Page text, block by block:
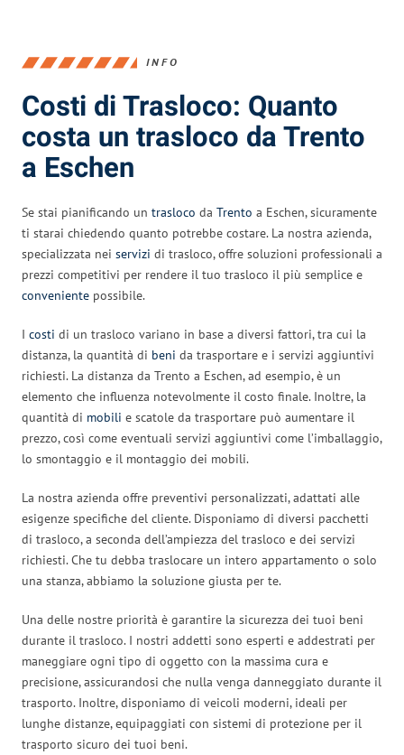
INFO
Costi di Trasloco: Quanto
costa un trasloco da Trento
a Eschen
Se stai pianificando un trasloco da Trento a Eschen, sicuramente
ti starai chiedendo quanto potrebbe costare. La nostra azienda,
specializzata nei servizi di trasloco, offre soluzioni professionali a
prezzi competitivi per rendere il tuo trasloco il più semplice e
conveniente possibile.
I costi di un trasloco variano in base a diversi fattori, tra cui la
distanza, la quantità di beni da trasportare e i servizi aggiuntivi
richiesti. La distanza da Trento a Eschen, ad esempio, è un
elemento che influenza notevolmente il costo finale. Inoltre, la
quantità di mobili e scatole da trasportare può aumentare il
prezzo, così come eventuali servizi aggiuntivi come l’imballaggio,
lo smontaggio e il montaggio dei mobili.
La nostra azienda offre preventivi personalizzati, adattati alle
esigenze specifiche del cliente. Disponiamo di diversi pacchetti
di trasloco, a seconda dell’ampiezza del trasloco e dei servizi
richiesti. Che tu debba traslocare un intero appartamento o solo
una stanza, abbiamo la soluzione giusta per te.
Una delle nostre priorità è garantire la sicurezza dei tuoi beni
durante il trasloco. I nostri addetti sono esperti e addestrati per
maneggiare ogni tipo di oggetto con la massima cura e
precisione, assicurandosi che nulla venga danneggiato durante il
trasporto. Inoltre, disponiamo di veicoli moderni, ideali per
lunghe distanze, equipaggiati con sistemi di protezione per il
trasporto sicuro dei tuoi beni.